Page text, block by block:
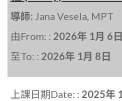
導師: Jana Vesela, MPT
由From: : 2026年 1月 6日
至To: : 2026年 1月 8日
上課日期Date: : 2025年